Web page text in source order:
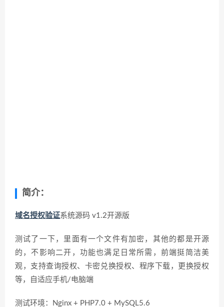
简介：
域名授权验证系统源码 v1.2开源版
测试了一下，里面有一个文件有加密，其他的都是开源
的，不影响二开，功能也满足日常所需，前端挺简洁美
观，支持查询授权、卡密兑换授权、程序下载，更换授权
等，自适应手机/电脑端
测试环境：Nginx + PHP7.0 + MySQL5.6